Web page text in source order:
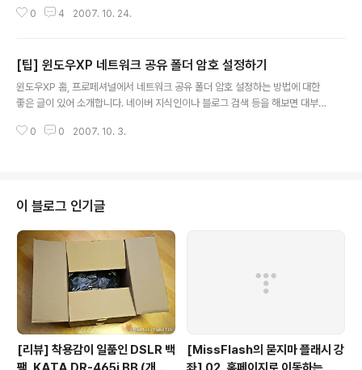
e 설 명 : 여러 가지 기능을 마우스 동작으로 실행할 수 있게 해주는 확장 기능입
우스로만 할 수 있네요... 기능편집 : 도구 > 부가 기능 > 확장 기능 에서 All-in-
One Gestures 0.18.0 에 해당하는 설정을 클릭하신 후에 편집하시면 됩니
다. (엄청 쉬..
0 4 2007. 10. 24.
[팁] 윈도우XP 네트워크 공유 폴더 암호 설정하기
윈도우XP 홈, 프로페셔널에서 네트워크 공유 폴더 암호 설정하는 방법에 대한
좋은 글이 있어 소개합니다. 네이버 지식인이나 블로그 검색 등을 해보면 대부
큼... 두 개를 구분해서 작성한 유용한 글인 것 같습니다. ^^ 바로가기 주소는 다
아래 두 개의 글을 더 추가합니다. 자신의 상황에 맞는 글을 선택, 적용하시면 될
것 같습니다. (아무래도 활용도가 높다보니 이것저것 자료..
0 0 2007. 10. 3.
이 블로그 인기글
[리뷰] 착용감이 일품인 DSLR 백
[MissFlash의 묻지마 플래시 강